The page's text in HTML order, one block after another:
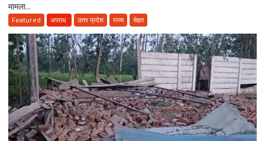
दवाओं
के
कारोबार
का
भंडाफोड़,
अमीनाबाद
में
5
दवा
मामला...
Featured अपराध उत्तर प्रदेश राज्य सेहत